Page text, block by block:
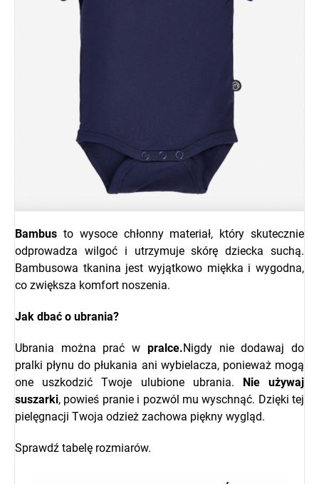
Bambus to wysoce chłonny materiał, który skutecznie
odprowadza wilgoć i utrzymuje skórę dziecka suchą.
Bambusowa tkanina jest wyjątkowo miękka i wygodna,
co zwiększa komfort noszenia.
Jak dbać o ubrania?
Ubrania można prać w pralce.Nigdy nie dodawaj do
pralki płynu do płukania ani wybielacza, ponieważ mogą
one uszkodzić Twoje ulubione ubrania. Nie używaj
suszarki, powieś pranie i pozwól mu wyschnąć. Dzięki tej
pielęgnacji Twoja odzież zachowa piękny wygląd.
Sprawdź tabelę rozmiarów.